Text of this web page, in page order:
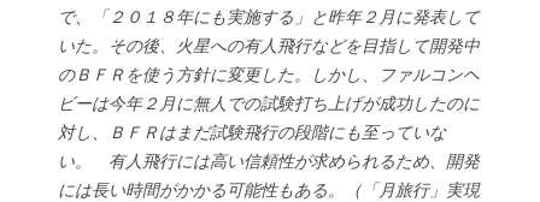
で、「２０１８年にも実施する」と昨年２月に発表して
いた。その後、火星への有人飛行などを目指して開発中
のＢＦＲを使う方針に変更した。しかし、ファルコンヘ
ビーは今年２月に無人での試験打ち上げが成功したのに
対し、ＢＦＲはまだ試験飛行の段階にも至っていな
い。 有人飛行には高い信頼性が求められるため、開発
には長い時間がかかる可能性もある。（「月旅行」実現